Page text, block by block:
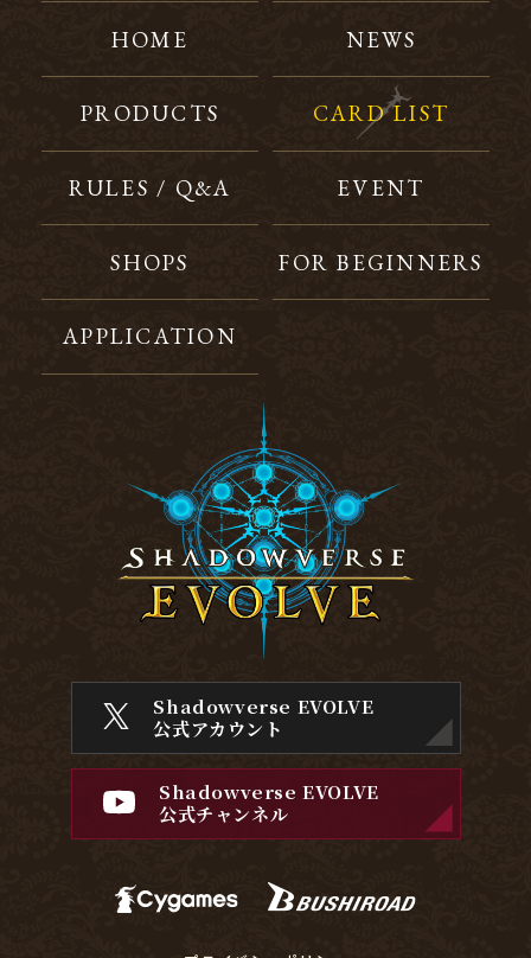
HOME NEWS
PRODUCTS CARD LIST
RULES / Q&A EVENT
SHOPS FOR BEGINNERS
APPLICATION
Shadowverse EVOLVE
公式アカウント
Shadowverse EVOLVE
公式チャンネル